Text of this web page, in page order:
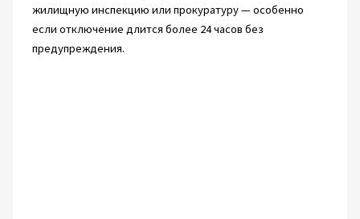
жилищную инспекцию или прокуратуру — особенно
если отключение длится более 24 часов без
предупреждения.